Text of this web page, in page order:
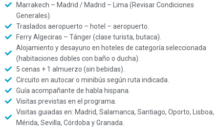
Marrakech – Madrid / Madrid – Lima (Revisar Condiciones
Generales).
Traslados aeropuerto – hotel – aeropuerto.
Ferry Algeciras – Tánger (clase turista, butaca).
Alojamiento y desayuno en hoteles de categoría seleccionada
(habitaciones dobles con baño o ducha).
5 cenas + 1 almuerzo (sin bebidas).
Circuito en autocar o minibús según ruta indicada.
Guía acompañante de habla hispana.
Visitas previstas en el programa.
Visitas guiadas en: Madrid, Salamanca, Santiago, Oporto, Lisboa,
Mérida, Sevilla, Córdoba y Granada.